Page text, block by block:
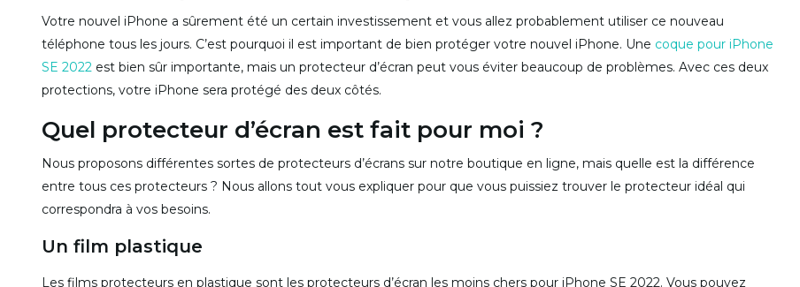
Votre nouvel iPhone a sûrement été un certain investissement et vous allez probablement utiliser ce nouveau
téléphone tous les jours. C’est pourquoi il est important de bien protéger votre nouvel iPhone. Une coque pour iPhone
SE 2022 est bien sûr importante, mais un protecteur d’écran peut vous éviter beaucoup de problèmes. Avec ces deux
protections, votre iPhone sera protégé des deux côtés.
Quel protecteur d’écran est fait pour moi ?
Nous proposons différentes sortes de protecteurs d’écrans sur notre boutique en ligne, mais quelle est la différence
entre tous ces protecteurs ? Nous allons tout vous expliquer pour que vous puissiez trouver le protecteur idéal qui
correspondra à vos besoins.
Un film plastique
Les films protecteurs en plastique sont les protecteurs d’écran les moins chers pour iPhone SE 2022. Vous pouvez